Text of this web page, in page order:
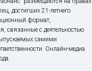
достигших 21-летнего
формат,
связанные с деятельностью
самими
Онлайн-медиа